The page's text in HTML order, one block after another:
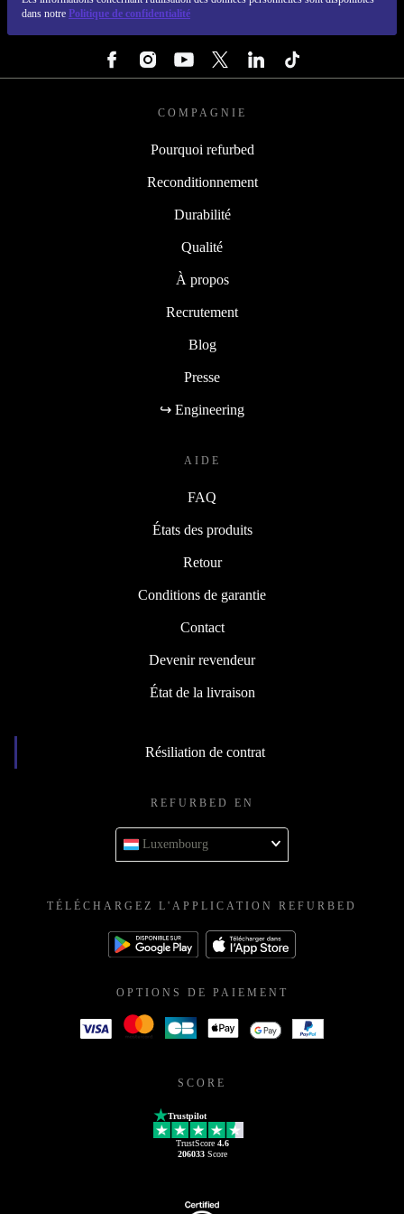
dans notre Politique de confidentialité
COMPAGNIE
Pourquoi refurbed
Reconditionnement
Durabilité
Qualité
À propos
Recrutement
Blog
Presse
↪ Engineering
AIDE
FAQ
États des produits
Retour
Conditions de garantie
Contact
Devenir revendeur
État de la livraison
Résiliation de contrat
REFURBED EN
Luxembourg
TÉLÉCHARGEZ L'APPLICATION REFURBED
OPTIONS DE PAIEMENT
SCORE
Trustpilot
TrustScore 4.6
206033Score